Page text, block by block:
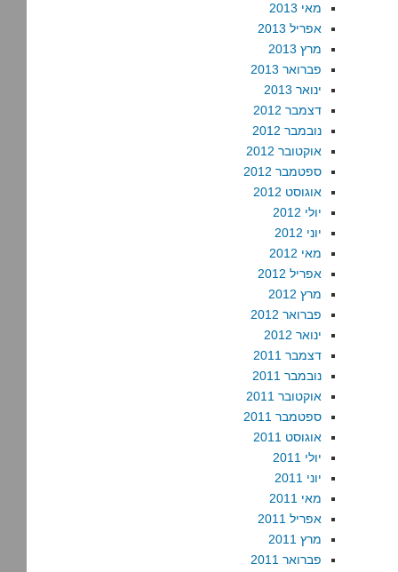
מאי 2013
אפריל 2013
מרץ 2013
פברואר 2013
ינואר 2013
דצמבר 2012
נובמבר 2012
אוקטובר 2012
ספטמבר 2012
אוגוסט 2012
יולי 2012
יוני 2012
מאי 2012
אפריל 2012
מרץ 2012
פברואר 2012
ינואר 2012
דצמבר 2011
נובמבר 2011
אוקטובר 2011
ספטמבר 2011
אוגוסט 2011
יולי 2011
יוני 2011
מאי 2011
אפריל 2011
מרץ 2011
פברואר 2011